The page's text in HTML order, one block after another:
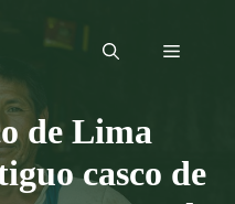
Menú
de Lima
casco de